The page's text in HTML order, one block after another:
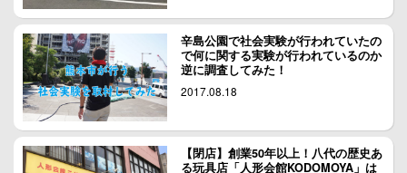
辛島公園で社会実験が行われていたの
で何に関する実験が行われているのか
逆に調査してみた！
2017.08.18
【閉店】創業50年以上！八代の歴史あ
る玩具店「人形会館KODOMOYA」は